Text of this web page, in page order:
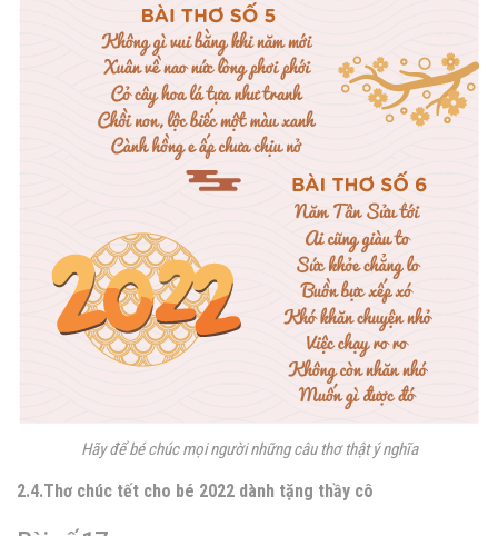
Hãy để bé chúc mọi người những câu thơ thật ý nghĩa
2.4.Thơ chúc tết cho bé 2022 dành tặng thầy cô